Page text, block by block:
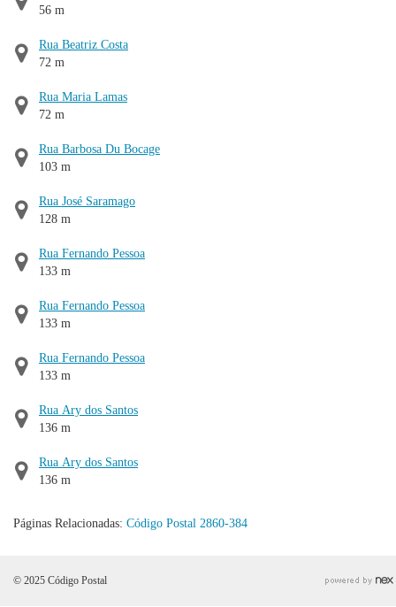
56 m
Rua Beatriz Costa
72 m
Rua Maria Lamas
72 m
Rua Barbosa Du Bocage
103 m
Rua José Saramago
128 m
Rua Fernando Pessoa
133 m
Rua Fernando Pessoa
133 m
Rua Fernando Pessoa
133 m
Rua Ary dos Santos
136 m
Rua Ary dos Santos
136 m
Páginas Relacionadas: Código Postal 2860-384
© 2025 Código Postal